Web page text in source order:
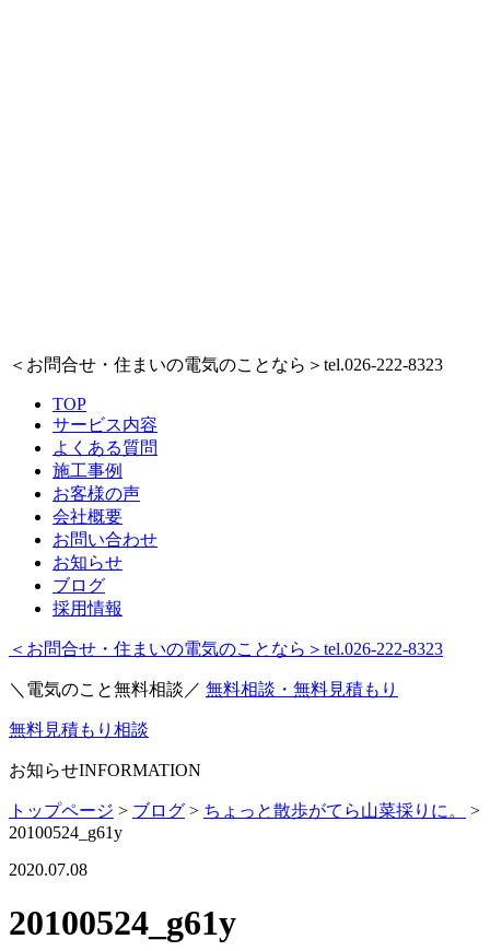
＜お問合せ・住まいの電気のことなら＞ tel.026-222-8323
TOP
サービス内容
よくある質問
施工事例
お客様の声
会社概要
お問い合わせ
お知らせ
ブログ
採用情報
＜お問合せ・住まいの電気のことなら＞ tel.026-222-8323
＼電気のこと無料相談／ 無料相談・無料見積もり
無料見積もり相談
お知らせINFORMATION
トップページ > ブログ > ちょっと散歩がてら山菜採りに。
>
20100524_g61y
2020.07.08
20100524_g61y